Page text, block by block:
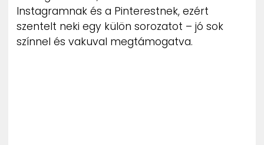
Instagramnak és a Pinterestnek, ezért
szentelt neki egy külön sorozatot – jó sok
színnel és vakuval megtámogatva.